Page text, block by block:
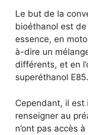
Le but de la
bioéthanol est
essence, en
à-dire un
différents, et en
superéthanol E85.
Cependant, il est
renseigner au
n’ont pas accès